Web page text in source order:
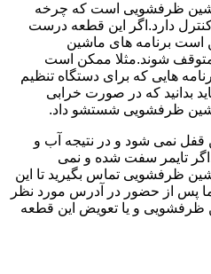
ظرفشویی است که چرخه
دارد.اگر این قطعه درست
است برنامه های ماشین
شوند.مثلا ممکن است
هایی که برای دستگاه تنظیم
بدانید که در صورت خرابی
ظرفشویی شستشو داد.
نمی شود و در نتیجه آب و
تایمر سفت شده و نمی
ظرفشویی تماس بگیرید تا این
پس از حضور در آدرس مورد نظر
ظرفشویی و یا تعویض این قطعه